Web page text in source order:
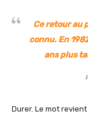
Ce retour au
connu. En
ans plus
Durer. Le mot